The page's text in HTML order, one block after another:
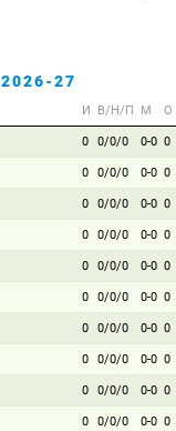
27
И В/Н/П М О
0 0/0/0 0-0 0
0 0/0/0 0-0 0
0 0/0/0 0-0 0
0 0/0/0 0-0 0
0 0/0/0 0-0 0
0 0/0/0 0-0 0
0 0/0/0 0-0 0
0 0/0/0 0-0 0
0 0/0/0 0-0 0
0 0/0/0 0-0 0